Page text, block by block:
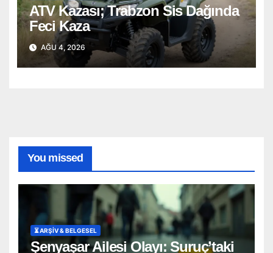
ATV Kazası; Trabzon Sis Dağında
Feci Kaza
AĞU 4, 2026
You missed
⏳ ARŞİV & BELGESEL
Şenyaşar Ailesi Olayı: Suruç’taki